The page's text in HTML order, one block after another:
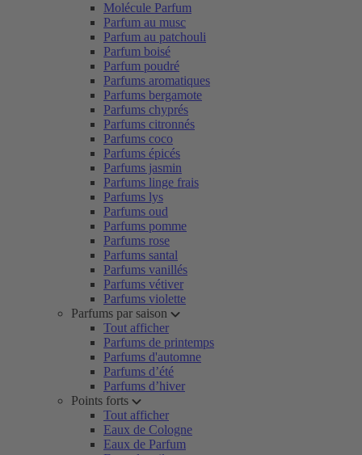
Molécule Parfum
Parfum au musc
Parfum au patchouli
Parfum boisé
Parfum poudré
Parfums aromatiques
Parfums bergamote
Parfums chyprés
Parfums citronnés
Parfums coco
Parfums épicés
Parfums jasmin
Parfums linge frais
Parfums lys
Parfums oud
Parfums pomme
Parfums rose
Parfums santal
Parfums vanillés
Parfums vétiver
Parfums violette
Parfums par saison
Tout afficher
Parfums de printemps
Parfums d'automne
Parfums d’été
Parfums d’hiver
Points forts
Tout afficher
Eaux de Cologne
Eaux de Parfum